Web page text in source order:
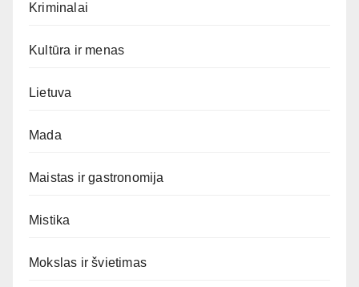
Kriminalai
Kultūra ir menas
Lietuva
Mada
Maistas ir gastronomija
Mistika
Mokslas ir švietimas